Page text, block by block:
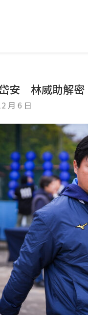
安 林威助解密
月 6 日